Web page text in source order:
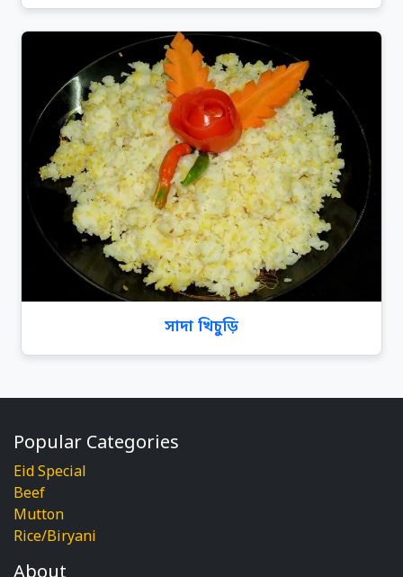
সাদা খিচুড়ি
Popular Categories
Eid Special
Beef
Mutton
Rice/Biryani